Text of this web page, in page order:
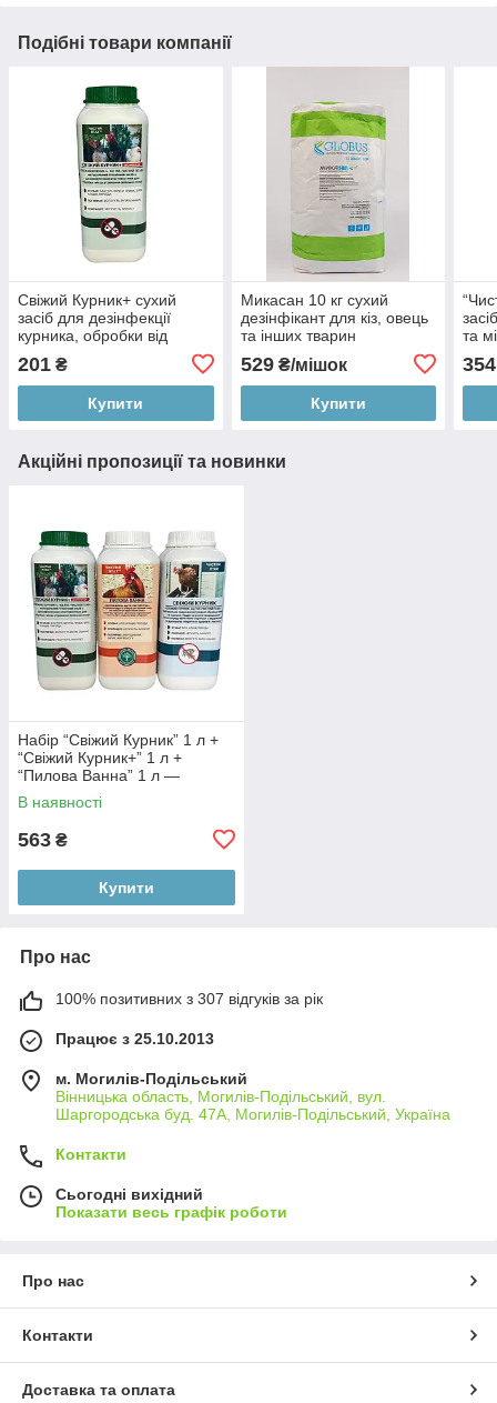
Подібні товари компанії
Свіжий Курник+ сухий
засіб для дезінфекції
курника, обробки від
запаху аміаку, 1000мл
201 ₴
Купити
Микасан 10 кг сухий
дезінфікант для кіз, овець
та інших тварин
529₴/мішок
Купити
та
354
Акційні пропозиції та новинки
Набір “Свіжий Курник” 1 л +
“Свіжий Курник+” 1 л +
“Пилова Ванна” 1 л —
комплексний догляд за
курником та птицею
В наявності
563 ₴
Купити
Про нас
100% позитивних з 307 відгуків за рік
Працює з 25.10.2013
м. Могилів-Подільський
Вінницька область, Могилів-Подільський, вул.
Шаргородська буд. 47А, Могилів-Подільський, Україна
Контакти
Сьогодні вихідний
Показати весь графік роботи
Про нас
Контакти
Доставка та оплата